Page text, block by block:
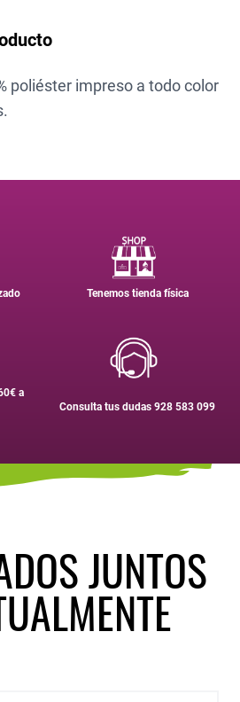
poliéster impreso a todo color
Tenemos tienda física
a
Consulta tus dudas 928 583 099
JUNTOS